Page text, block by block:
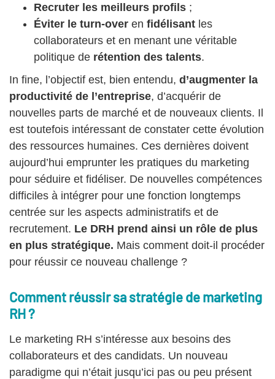
Recruter les meilleurs profils ;
Éviter le turn-over en fidélisant les
collaborateurs et en menant une véritable
politique de rétention des talents.
In fine, l’objectif est, bien entendu, d’augmenter la
productivité de l’entreprise, d’acquérir de
nouvelles parts de marché et de nouveaux clients. Il
est toutefois intéressant de constater cette évolution
des ressources humaines. Ces dernières doivent
aujourd’hui emprunter les pratiques du marketing
pour séduire et fidéliser. De nouvelles compétences
difficiles à intégrer pour une fonction longtemps
centrée sur les aspects administratifs et de
recrutement. Le DRH prend ainsi un rôle de plus
en plus stratégique. Mais comment doit-il procéder
pour réussir ce nouveau challenge ?
Comment réussir sa stratégie de marketing
RH ?
Le marketing RH s’intéresse aux besoins des
collaborateurs et des candidats. Un nouveau
paradigme qui n’était jusqu’ici pas ou peu présent